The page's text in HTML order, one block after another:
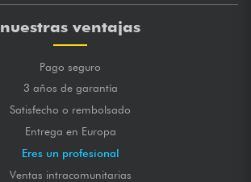
nuestras ventajas
Pago seguro
3 años de garantía
Satisfecho o rembolsado
Entrega en Europa
Eres un profesional
Ventas intracomunitarias